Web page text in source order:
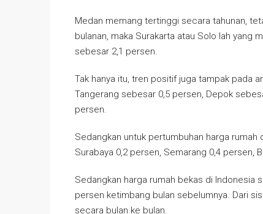
Medan memang tertinggi secara tahunan,
bulanan, maka Surakarta atau Solo lah yang
sebesar 2,1 persen.
Tak hanya itu, tren positif juga tampak pada
Tangerang sebesar 0,5 persen, Depok
persen.
Sedangkan untuk pertumbuhan harga
Surabaya 0,2 persen, Semarang 0,4 persen,
Sedangkan harga rumah bekas di Indonesia
persen ketimbang bulan sebelumnya. Dari
secara bulan ke bulan.